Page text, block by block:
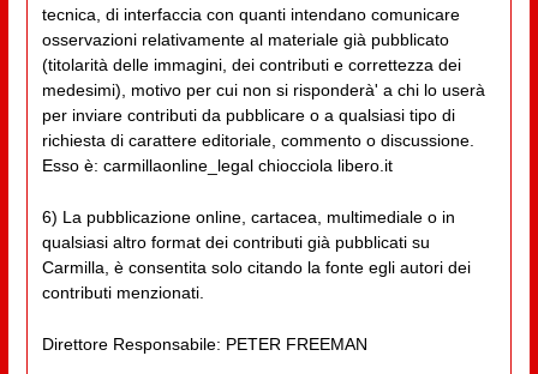
tecnica, di interfaccia con quanti intendano comunicare
osservazioni relativamente al materiale già pubblicato
(titolarità delle immagini, dei contributi e correttezza dei
medesimi), motivo per cui non si risponderà' a chi lo userà
per inviare contributi da pubblicare o a qualsiasi tipo di
richiesta di carattere editoriale, commento o discussione.
Esso è: carmillaonline_legal chiocciola libero.it
6) La pubblicazione online, cartacea, multimediale o in
qualsiasi altro format dei contributi già pubblicati su
Carmilla, è consentita solo citando la fonte egli autori dei
contributi menzionati.
Direttore Responsabile: PETER FREEMAN